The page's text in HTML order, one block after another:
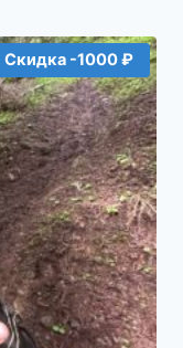
Скидка -1000 ₽